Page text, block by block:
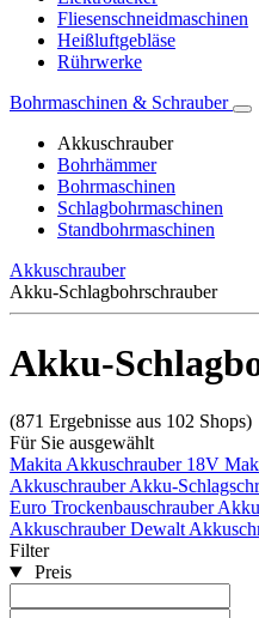
Fliesenschneidmaschinen
Heißluftgebläse
Rührwerke
Bohrmaschinen & Schrauber
Akkuschrauber
Bohrhämmer
Bohrmaschinen
Schlagbohrmaschinen
Standbohrmaschinen
Akkuschrauber
Akku-Schlagbohrschrauber
Akku-
(871 Ergebnisse aus 102 Shops)
Für Sie ausgewählt
Makita Akkuschrauber 18V
AkkuschrauberAkku-
Euro Trockenbauschrauber
AkkuschrauberDewalt
Filter
Preis